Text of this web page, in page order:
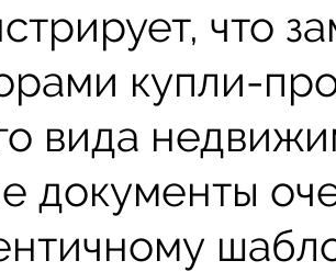
что
купли-
вида
документы